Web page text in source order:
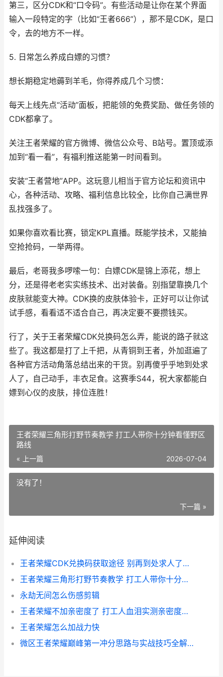
第三，区分CDK和“口令码”。有些活动是让你在某个界面
输入一段特定的字（比如“王者666”），那不是CDK，是口
令，去的地方不一样。
5. 日常怎么养成白嫖的习惯？
想长期稳定地薅到羊毛，你得养成几个习惯：
每天上线先点“活动”面板，把能领的免费奖励、做任务领的
CDK都拿了。
关注王者荣耀的官方微博、微信公众号、B站号。置顶或添
加到“看一看”，有福利推送能第一时间看到。
安装“王者营地”APP。这玩意儿相当于官方论坛和资讯中
心，各种活动、攻略、福利信息比较全，比你自己满世界
乱找强多了。
如果你喜欢看比赛，锁定KPL直播。既能学技术，又能抽
空抢抢码，一举两得。
最后，老哥我多啰嗦一句：白嫖CDK是锦上添花，想上
分，还是得老老实实练技术、出对装备。别指望靠换几个
皮肤就能变大神。CDK换的皮肤体验卡，正好可以让你试
试手感，看看适不适合自己，再决定要不要攒钱买。
行了，关于王者荣耀CDK兑换码怎么弄，能说的路子就这
些了。我这都是打了上千把，从青铜到王者，外加逛遍了
各种官方活动角落总结出来的干货。别再傻乎乎地到处求
人了，自己动手，丰衣足食。这赛季S44，祝大家都能白
嫖到心仪的皮肤，排位连胜！
王者荣耀三角形打野节奏教学 打工人带你十分钟看懂野区
路线
« 上一篇 2026-07-04
没有了！
下一篇 »
延伸阅读
王者荣耀CDK兑换码获取途径 别再到处求人了老哥教你
王者荣耀三角形打野节奏教学 打工人带你十分钟看懂野区路线
永劫无间怎么伤感剪辑
王者荣耀不加亲密度了 打工人血泪实测亲密度正确刷法
王者荣耀怎么加战力快
微区王者荣耀巅峰第一冲分思路与实战技巧全解析